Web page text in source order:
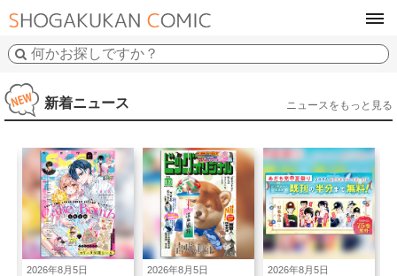
新着ニュース ニュースをもっと見る
2026年8月5日
2026年8月5日
2026年8月5日